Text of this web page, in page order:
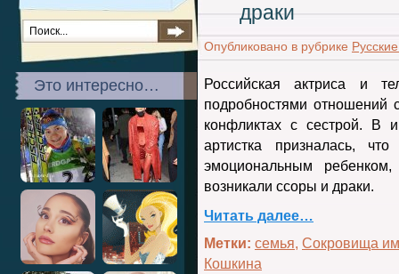
Это интересно…
драки
Опубликовано в рубрике
Российская актриса и
подробностями отношений
конфликтах с сестрой. В
артистка призналась,
эмоциональным
возникали ссоры и драки.
Читать далее…
Метки: семья, Сокровища
Кошкина